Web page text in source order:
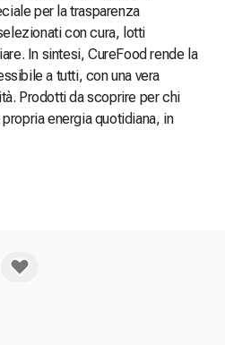
per la trasparenza
con cura, lotti
In sintesi, CureFood rende la
a tutti, con una vera
Prodotti da scoprire per chi
energia quotidiana, in